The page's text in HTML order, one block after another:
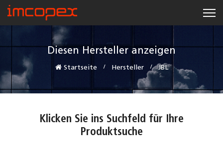
Diesen Hersteller anzeigen
Startseite Hersteller JBL
Klicken Sie ins Suchfeld für Ihre
Produktsuche